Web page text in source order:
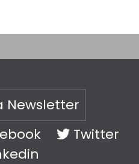
Newsletter
Twitter